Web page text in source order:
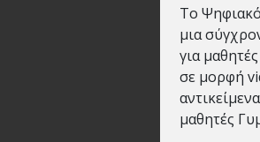
Το
μια
για
σε μορφή
μαθητές